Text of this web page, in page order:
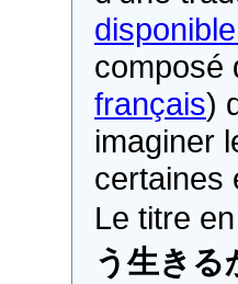
composé
français)
imaginer
certaines
Le titre
う生きる